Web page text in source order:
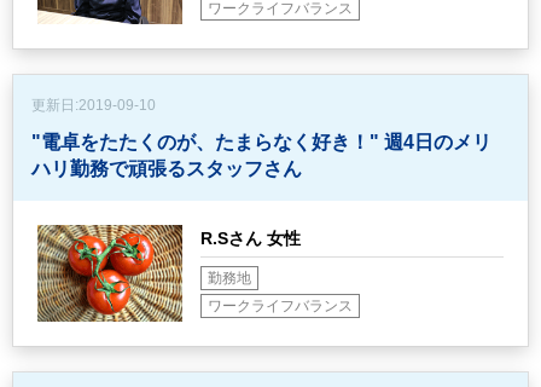
ワークライフバランス
更新日:2019-09-10
"電卓をたたくのが、たまらなく好き！" 週4日のメリ
ハリ勤務で頑張るスタッフさん
R.Sさん 女性
勤務地
ワークライフバランス